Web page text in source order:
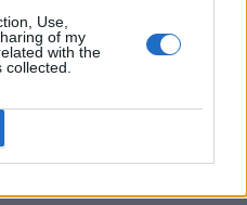
Use,
of my
with the
2021
i libri da
per investire in